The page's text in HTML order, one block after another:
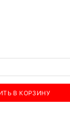
В КОРЗИНУ